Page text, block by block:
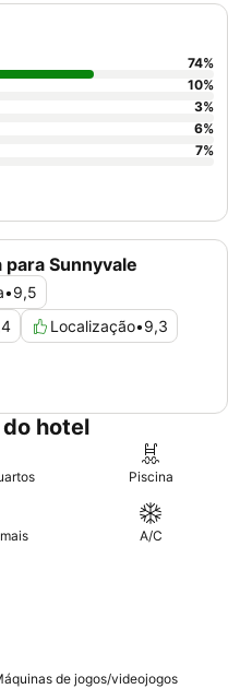
tranquila, os hóspedes
o jardim.
Sunnyvale
•9,5
Localização•9,3
74%
10%
3%
6%
7%
hotel
Piscina
A/C
de jogos/videojogos